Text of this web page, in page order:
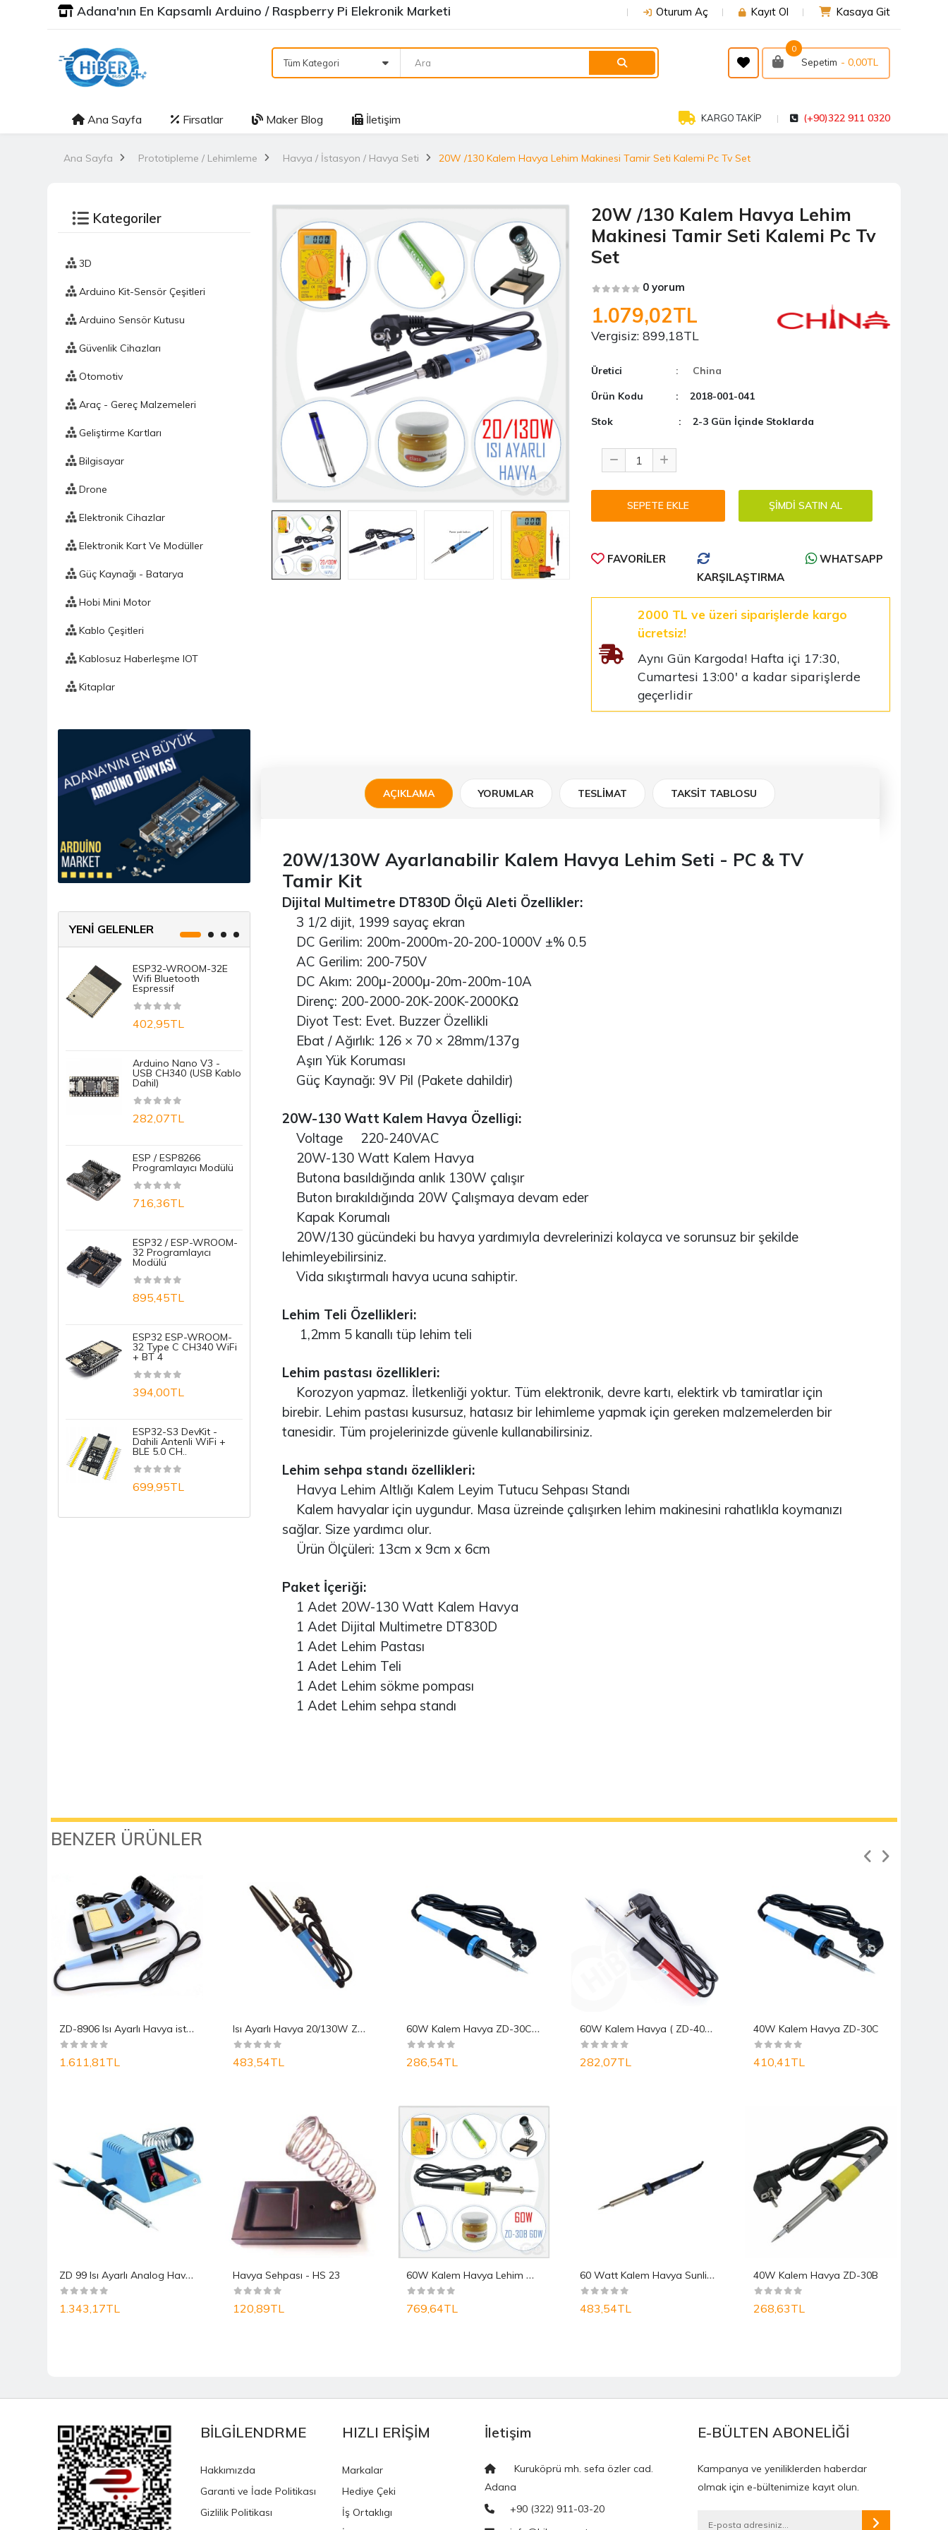
Adana'nın En Kapsamlı Arduino / Raspberry Pi Elekronik Marketi Oturum Aç Kayıt Ol Kasaya Git
Tüm Kategori Sepetim
0
- 0,00TL
Ana Sayfa Firsatlar Maker Blog İletişim KARGO TAKİP (+90)322 911 0320
Ana Sayfa Prototipleme / Lehimleme Havya / İstasyon / Havya Seti 20W /130 Kalem Havya Lehim Makinesi Tamir Seti Kalemi Pc Tv Set
Kategoriler
3D
Arduino Kit-Sensör Çeşitleri
Arduino Sensör Kutusu
Güvenlik Cihazları
Otomotiv
Araç - Gereç Malzemeleri
Geliştirme Kartları
Bilgisayar
Drone
Elektronik Cihazlar
Elektronik Kart Ve Modüller
Güç Kaynağı - Batarya
Hobi Mini Motor
Kablo Çeşitleri
Kablosuz Haberleşme IOT
Kitaplar
Ölçü Ve Test Aleti
Prototipleme / Lehimleme
Bakır Plaket / PCB
Breadboard
Delikli Pertinaks
Havya / İstasyon / Havya Seti
Krem / Macun
Lehim Ekipmanı
PCB Transfer Kagıt / Kalem
Tekerlek
YENİ GELENLER
ESP32-WROOM-32E
Wifi Bluetooth
Espressif
402,95TL
Arduino Nano V3 -
USB CH340 (USB Kablo
Dahil)
282,07TL
ESP / ESP8266
Programlayıcı Modülü
716,36TL
ESP32 / ESP-WROOM-
32 Programlayıcı
Modülü
895,45TL
ESP32 ESP-WROOM-
32 Type C CH340 WiFi
+ BT 4
394,00TL
ESP32-S3 DevKit -
Dahili Antenli WiFi +
BLE 5.0 CH..
699,95TL
ReComputer J202 -
NVIDIA Jetson
Nano/Xavier NX/TX2..
14.002,59TL
STM32F411E-DISCO
Discovery Kit ARM® M4
MCU 32-Bi..
1.498,18TL
ESP32-S2 Series
B/g/n Evaluati..
745,01TL
Arduino Portenta X8
18.211,23TL
Arduino Nicla Vision
Arduino Opla IoT Kit
12.739,73TL
(Orijinal)
3.530,67TL
1.884,20TL
Geliştirme Kartı
2.105,02TL
20W /130 Kalem Havya Lehim
Makinesi Tamir Seti Kalemi Pc Tv
Set
0 yorum
1.079,02TL
Vergisiz: 899,18TL
Üretici
: China
Ürün Kodu
: 2018-001-041
Stok
: 2-3 Gün İçinde Stoklarda
FAVORILER
KARŞILAŞTIRMA
WHATSAPP
2000 TL ve üzeri siparişlerde kargo
ücretsiz!
Aynı Gün Kargoda! Hafta içi 17:30,
Cumartesi 13:00' a kadar siparişlerde
geçerlidir
AÇIKLAMA YORUMLAR TESLIMAT TAKSİT TABLOSU
20W/130W Ayarlanabilir Kalem Havya Lehim Seti - PC & TV
Tamir Kit
Dijital Multimetre DT830D Ölçü Aleti Özellikler:
3 1/2 dijit, 1999 sayaç ekran
DC Gerilim: 200m-2000m-20-200-1000V ±% 0.5
AC Gerilim: 200-750V
DC Akım: 200μ-2000μ-20m-200m-10A
Direnç: 200-2000-20K-200K-2000KΩ
Diyot Test: Evet. Buzzer Özellikli
Ebat / Ağırlık: 126 × 70 × 28mm/137g
Aşırı Yük Koruması
Güç Kaynağı: 9V Pil (Pakete dahildir)
20W-130 Watt Kalem Havya Özelligi:
Voltage 220-240VAC
20W-130 Watt Kalem Havya
Butona basıldığında anlık 130W çalışır
Buton bırakıldığında 20W Çalışmaya devam eder
Kapak Korumalı
20W/130 gücündeki bu havya yardımıyla devrelerinizi kolayca ve sorunsuz bir şekilde
lehimleyebilirsiniz.
Vida sıkıştırmalı havya ucuna sahiptir.
Lehim Teli Özellikleri:
1,2mm 5 kanallı tüp lehim teli
Lehim pastası özellikleri:
Korozyon yapmaz. İletkenliği yoktur. Tüm elektronik, devre kartı, elektirk vb tamiratlar için
birebir. Lehim pastası kusursuz, hatasız bir lehimleme yapmak için gereken malzemelerden bir
tanesidir. Tüm projelerinizde güvenle kullanabilirsiniz.
Lehim sehpa standı özellikleri:
Havya Lehim Altlığı Kalem Leyim Tutucu Sehpası Standı
Kalem havyalar için uygundur. Masa üzreinde çalışırken lehim makinesini rahatlıkla koymanızı
sağlar. Size yardımcı olur.
Ürün Ölçüleri: 13cm x 9cm x 6cm
Paket İçeriği:
1 Adet 20W-130 Watt Kalem Havya
1 Adet Dijital Multimetre DT830D
1 Adet Lehim Pastası
1 Adet Lehim Teli
1 Adet Lehim sökme pompası
1 Adet Lehim sehpa standı
BENZER ÜRÜNLER
Z
D-8906 Isı Ayarlı Havya istasyonu 48W
1.611,81TL
Z
D 99 Isı Ayarlı Analog Havya
1.343,17TL
I
sı Ayarlı Havya 20/130W ZD-70DA
483,54TL
Havya Sehpası - HS 23
120,89TL
6
0W Kalem Havya ZD-30C 60W
286,54TL
6
0W Kalem Havya Lehim Makinesi Tamir Seti Kalemi P..
769,64TL
6
0W Kalem Havya ( ZD-407 60W )
282,07TL
6
0 Watt Kalem Havya Sunline SL 600
483,54TL
40W Kalem Havya ZD-30C
410,41TL
40W Kalem Havya ZD-30B
268,63TL
BİLGİLENDRME
Hakkımızda
Garanti ve İade Politikası
Gizlilik Politikası
HIZLI ERİŞİM
Markalar
Hediye Çeki
İş Ortaklıgı
İletişim
Kuruköprü mh. sefa özler cad.
Adana
+90 (322) 911-03-20
E-BÜLTEN ABONELİĞİ
Kampanya ve yeniliklerden haberdar
olmak için e-bültenimize kayıt olun.